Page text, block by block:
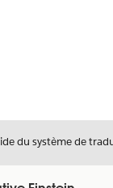
du système de